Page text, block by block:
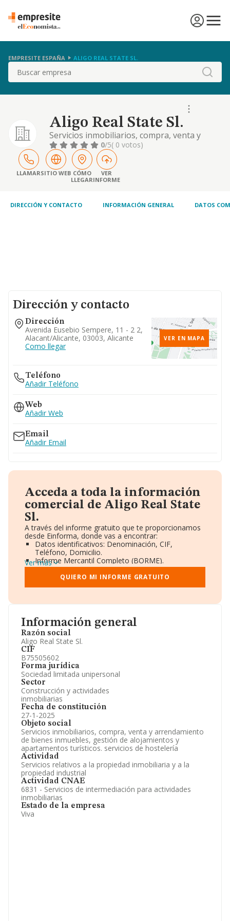
EMPRESITE ESPAÑA ALIGO REAL STATE SL.
Buscar
Aligo Real State Sl.
Servicios inmobiliarios, compra, venta y
arrendamiento de bienes inmuebles, gestión
de alojamientos y apartamentos turísticos.
servicios de hostelería
0/5( 0 votos)
LLAMARSITIO WEB CÓMO
LLEGAR
VER
INFORME
DIRECCIÓN Y CONTACTO INFORMACIÓN GENERAL DATOS
Información general
Razón social
Aligo Real State Sl.
CIF
B75505602
Forma jurídica
Sociedad limitada unipersonal
Sector
Construcción y actividades
inmobiliarias
Fecha de constitución
27-1-2025
Objeto social
Servicios inmobiliarios, compra, venta y arrendamiento
de bienes inmuebles, gestión de alojamientos y
apartamentos turísticos. servicios de hostelería
Actividad
Servicios relativos a la propiedad inmobiliaria y a la
propiedad industrial
Actividad CNAE
6831 - Servicios de intermediación para actividades
inmobiliarias
Estado de la empresa
Viva
Dirección y contacto
Dirección
Avenida Eusebio Sempere, 11 - 2 2,
Alacant/alicante, 03003, Alicante
Como llegar
VER EN MAPA
Teléfono
Añadir Teléfono
Web
Añadir Web
Email
Añadir Email
Acceda a toda la información
comercial de Aligo Real State
Sl.
A través del informe gratuito que te proporcionamos
desde Einforma, donde vas a encontrar:
Datos identificativos: Denominación, CIF,
Teléfono, Domicilio.
Informe Mercantil Completo (BORME).
Gráficos de Evolución Ventas y Empleados.
Consejo de Administración y Administradores.
Directivos y Ejecutivos.
Información oficial y registral complementaria.
Ver más
QUIERO MI INFORME GRATUITO